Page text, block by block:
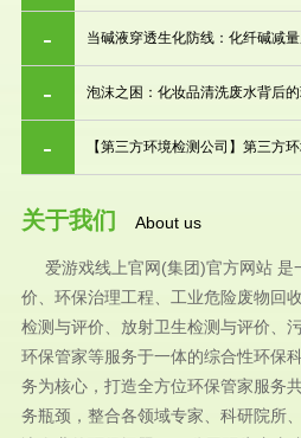
当碱液穿透生化防线：化纤碱减
泡沫之困：化妆品清洗废水背后
【第三方环境检测公司】第三方
关于我们 About us
爱游戏线上官网(集团)官方网站 是
价、环保治理工程、工业危险废物回
检测与评价、放射卫生检测与评价、
环保管家等服务于一体的综合性环保
务为核心，打造全方位环保管家服务
务瓶颈，整合各领域专家、科研院所